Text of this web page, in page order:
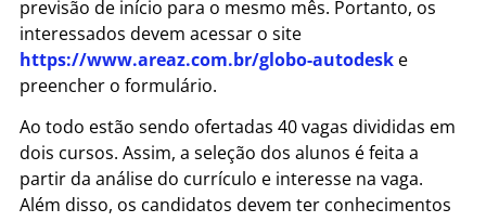
previsão de início para o mesmo mês. Portanto, os
interessados devem acessar o site
https://www.areaz.com.br/globo-autodesk e
preencher o formulário.
Ao todo estão sendo ofertadas 40 vagas divididas em
dois cursos. Assim, a seleção dos alunos é feita a
partir da análise do currículo e interesse na vaga.
Além disso, os candidatos devem ter conhecimentos